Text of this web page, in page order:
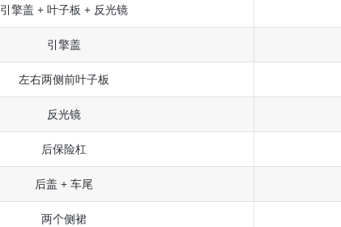
引擎盖 + 叶子板 + 反光镜
引擎盖
左右两侧前叶子板
反光镜
后保险杠
后盖 + 车尾
两个侧裙